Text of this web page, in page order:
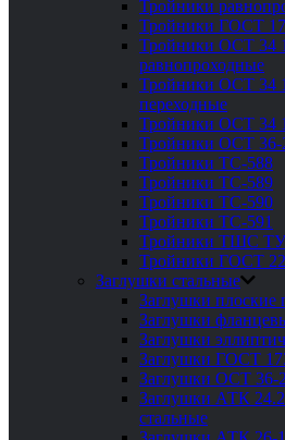
Тройники
Тройники ГОСТ
Тройники ОСТ 34
равнопроходные
Тройники ОСТ 34
переходные
Тройники ОСТ 34
Тройники ОСТ 36-
Тройники ТС-588
Тройники ТС-589
Тройники ТС-590
Тройники ТС-591
Тройники ТШС ТУ
Тройники ГОСТ
Заглушки стальные
Заглушки плоские
Заглушки
Заглушки
Заглушки ГОСТ
Заглушки ОСТ 36-
Заглушки АТК
стальные